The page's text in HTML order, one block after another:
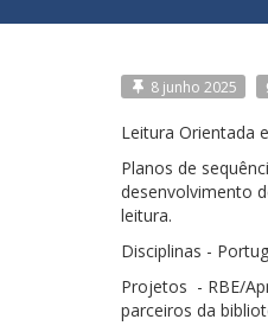
8 junho 2025
Leitura Orientada
Planos de
desenvolvimento
leitura.
Disciplinas -
Projetos - RBE/
parceiros da